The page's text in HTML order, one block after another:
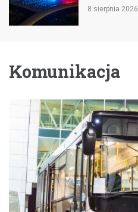
8 sierpnia 2026
Komunikacja